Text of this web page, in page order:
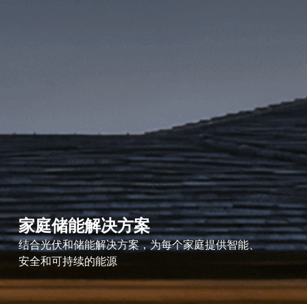
家庭储能解决方案
结合光伏和储能解决方案，为每个家庭提供智能、
安全和可持续的能源